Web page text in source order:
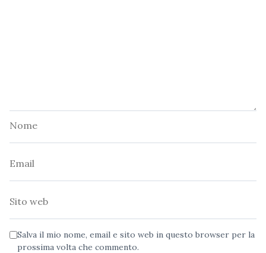
Salva il mio nome, email e sito web in questo browser per la
prossima volta che commento.